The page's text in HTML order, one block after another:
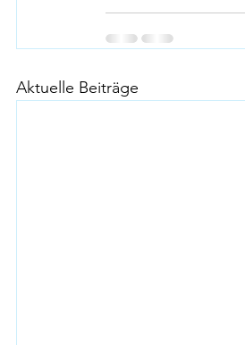
Aktuelle Beiträge